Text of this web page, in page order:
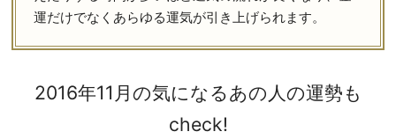
運だけでなくあらゆる運気が引き上げられます。
2016年11月の気になるあの人の運勢も
check!